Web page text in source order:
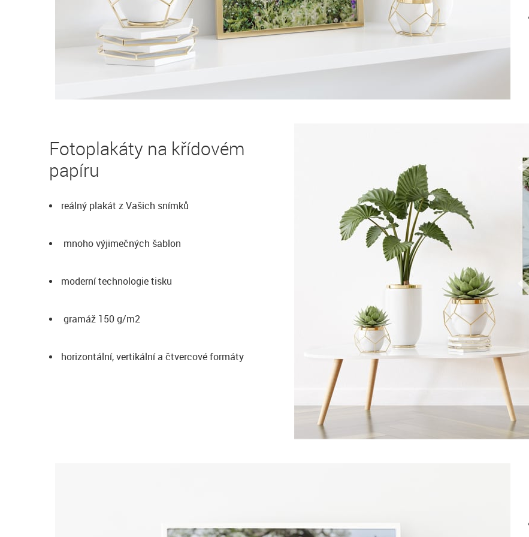
Fotoplakáty na křídovém
papíru
reálný plakát z Vašich snímků
mnoho výjimečných šablon
moderní technologie tisku
gramáž 150 g/m2
horizontální, vertikální a čtvercové formáty